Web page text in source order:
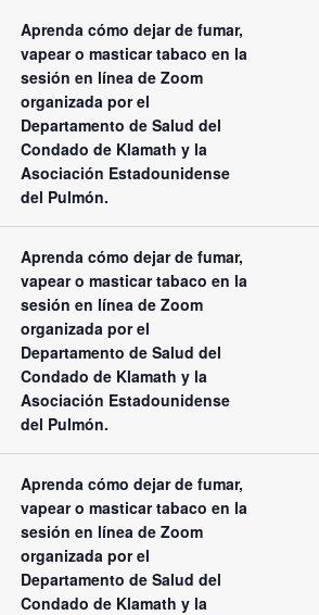
Aprenda cómo dejar de fumar,
vapear o masticar tabaco en la
sesión en línea de Zoom
organizada por el
Departamento de Salud del
Condado de Klamath y la
Asociación Estadounidense
del Pulmón.
Aprenda cómo dejar de fumar,
vapear o masticar tabaco en la
sesión en línea de Zoom
organizada por el
Departamento de Salud del
Condado de Klamath y la
Asociación Estadounidense
del Pulmón.
Aprenda cómo dejar de fumar,
vapear o masticar tabaco en la
sesión en línea de Zoom
organizada por el
Departamento de Salud del
Condado de Klamath y la